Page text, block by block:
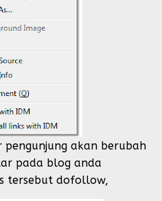
akan berubah
pada blog anda
tersebut dofollow,